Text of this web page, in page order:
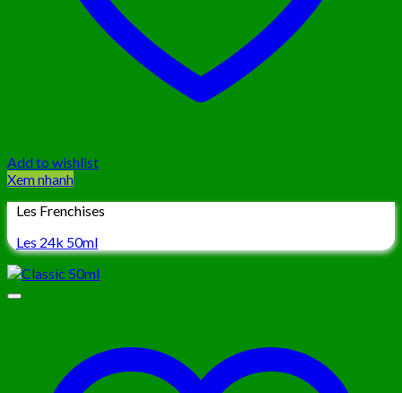
Add to wishlist
Xem nhanh
Les Frenchises
Les 24k 50ml